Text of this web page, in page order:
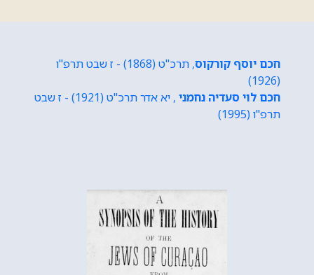
חכם יוסף קורקוס
, תרכ"ט (1868) - ז שבט תרפ"ו
(1926)
חכם לוי סעדיה נחמני
, יא אדר תרכ"ט (1921) - ז שבט
תרפ"ו (1995)